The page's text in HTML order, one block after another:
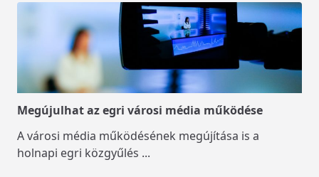
Megújulhat az egri városi média működése
A városi média működésének megújítása is a
holnapi egri közgyűlés ...